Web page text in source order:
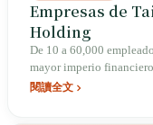
Empresas de
Holding
De 10 a 60,000
mayor imperio
閱讀全文